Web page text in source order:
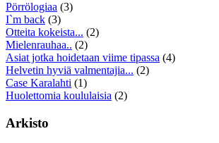
Pörrölogiaa (3)
I`m back (3)
Otteita kokeista... (2)
Mielenrauhaa.. (2)
Asiat jotka hoidetaan viime tipassa (4)
Helvetin hyviä valmentajia... (2)
Case Karalahti (1)
Huolettomia koululaisia (2)
Arkisto